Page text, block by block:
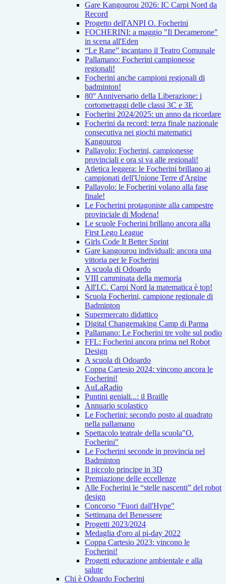
Gare Kangourou 2026: IC Carpi Nord da
Record
Progetto dell'ANPI O. Focherini
FOCHERINI: a maggio "Il Decamerone"
in scena all'Eden
“Le Rane” incantano il Teatro Comunale
Pallamano: Focherini campionesse
regionali!
Focherini anche campioni regionali di
badminton!
80° Anniversario della Liberazione: i
cortometraggi delle classi 3C e 3E
Focherini 2024/2025: un anno da ricordare
Focherini da record: terza finale nazionale
consecutiva nei giochi matematici
Kangourou
Pallavolo: Focherini, campionesse
provinciali e ora si va alle regionali!
Atletica leggera: le Focherini brillano ai
campionati dell'Unione Terre d'Argine
Pallavolo: le Focherini volano alla fase
finale!
Le Focherini protagoniste alla campestre
provinciale di Modena!
Le scuole Focherini brillano ancora alla
First Lego League
Girls Code It Better Sprint
Gare kangourou individuali: ancora una
vittoria per le Focherini
A scuola di Odoardo
VIII camminata della memoria
All'I.C. Carpi Nord la matematica è top!
Scuola Focherini, campione regionale di
Badminton
Supermercato didattico
Digital Changemaking Camp di Parma
Pallamano: Le Focherini tre volte sul podio
FFL: Focherini ancora prima nel Robot
Design
A scuola di Odoardo
Coppa Cartesio 2024: vincono ancora le
Focherini!
AuLaRadio
Puntini geniali...: il Braille
Annuario scolastico
Le Focherini: secondo posto al quadrato
nella pallamano
Spettacolo teatrale della scuola"O.
Focherini"
Le Focherini seconde in provincia nel
Badminton
Il piccolo principe in 3D
Premiazione delle eccellenze
Alle Focherini le “stelle nascenti” del robot
design
Concorso "Fuori dall'Hype"
Settimana del Benessere
Progetti 2023/2024
Medaglia d'oro al pi-day 2022
Coppa Cartesio 2023: vincono le
Focherini!
Progetti educazione ambientale e alla
salute
Chi è Odoardo Focherini